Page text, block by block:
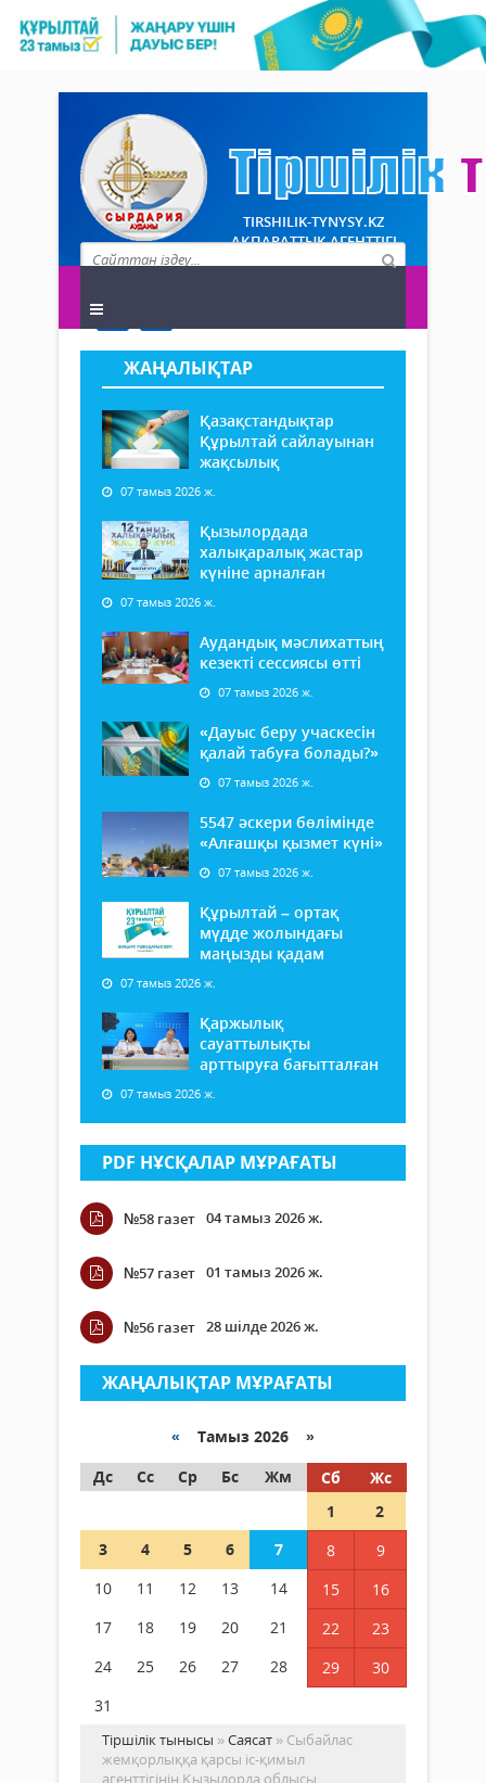
TIRSHILIK-TYNYSY.KZ
АҚПАРАТТЫҚ АГЕНТТІГІ
ЖАҢАЛЫҚТАР
Қазақстандықтар
Құрылтай сайлауынан
жақсылық
07 тамыз 2026 ж.
Қызылордада
халықаралық жастар
күніне арналған
07 тамыз 2026 ж.
Аудандық мәслихаттың
кезекті сессиясы өтті
07 тамыз 2026 ж.
«Дауыс беру учаскесін
қалай табуға болады?»
07 тамыз 2026 ж.
5547 әскери бөлімінде
«Алғашқы қызмет күні»
07 тамыз 2026 ж.
Құрылтай – ортақ
мүдде жолындағы
маңызды қадам
07 тамыз 2026 ж.
Қаржылық
сауаттылықты
арттыруға бағытталған
07 тамыз 2026 ж.
PDF НҰСҚАЛАР МҰРАҒАТЫ
№58 газет 04 тамыз 2026 ж.
№57 газет 01 тамыз 2026 ж.
№56 газет 28 шілде 2026 ж.
ЖАҢАЛЫҚТАР МҰРАҒАТЫ
« Тамыз 2026 »
Дс
Сс Ср Бс Жм Сб
Жс
1
2
3
4 5 6 7 8
9
10
11 12 13 14 15
16
17
18 19 20 21 22
23
24
25 26 27 28 29
30
31
Тіршілік тынысы »Саясат » Сыбайлас
жемқорлыққа қарсы іс-қимыл
агенттігінің Қызылорда облысы